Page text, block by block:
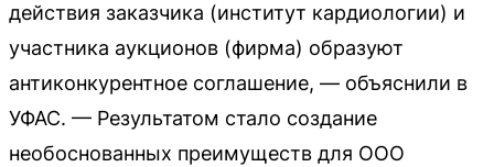
действия заказчика (институт кардиологии) и
участника аукционов (фирма) образуют
антиконкурентное соглашение, — объяснили в
УФАС. — Результатом стало создание
необоснованных преимуществ для ООО